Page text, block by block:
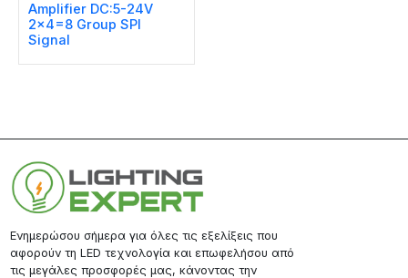
Amplifier DC:5-24V
2×4=8 Group SPI
Signal
Ενημερώσου σήμερα για όλες τις εξελίξεις που
αφορούν τη LED τεχνολογία και επωφελήσου από
τις μεγάλες προσφορές μας, κάνοντας την